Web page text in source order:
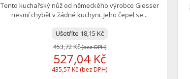
Tento kuchařský nůž od německého výrobce Giesser
nesmí chybět v žádné kuchyni. Jeho čepel se...
Ušetříte 18,15 Kč
453,72 Kč(bez DPH)
527,04 Kč
435,57 Kč (bez DPH)